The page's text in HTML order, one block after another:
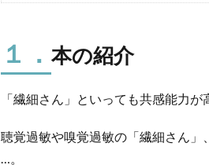
１． 本の紹介
「繊細さん」といっても共感能力が
聴覚過敏や嗅覚過敏の「繊細さん」